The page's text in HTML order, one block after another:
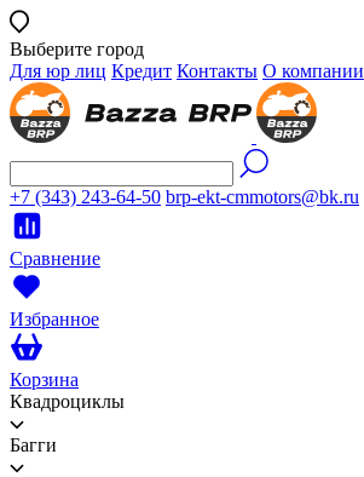
Выберите город
Для юр лиц Кредит Контакты О компании
+7 (343) 243-64-50 brp-ekt-cmmotors@bk.ru
Сравнение
Избранное
Корзина
Квадроциклы
Багги